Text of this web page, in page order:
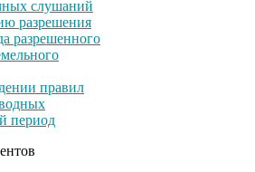
слушаний
разрешения
разрешенного
правил
период